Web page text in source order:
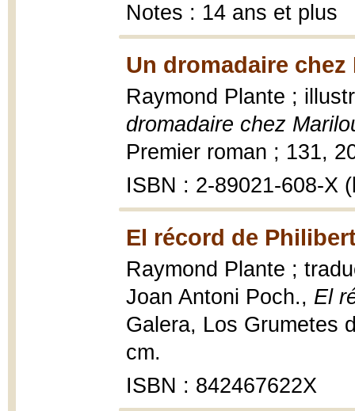
Notes : 14 ans et plus
Un dromadaire chez
Raymond Plante ;
dromadaire chez
Premier roman ; 131,
ISBN : 2-89021-608-X
El récord de
Raymond Plante ;
Joan Antoni Poch., El
Galera, Los Grumetes
cm.
ISBN : 842467622X